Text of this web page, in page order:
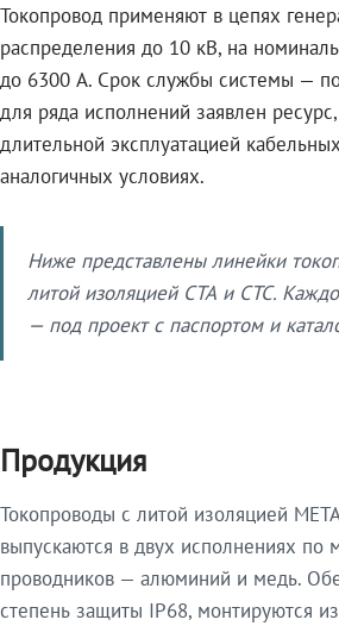
Токопровод применяют в цепях
распределения до 10 кВ, на
до 6300 А. Срок службы системы —
для ряда исполнений заявлен
длительной эксплуатацией
аналогичных условиях.
Ниже представлены линейки
литой изоляцией СТА и СТС.
— под проект с паспортом и
Продукция
Токопроводы с литой изоляцией
выпускаются в двух исполнениях по
проводников — алюминий и медь.
степень защиты IP68, монтируются